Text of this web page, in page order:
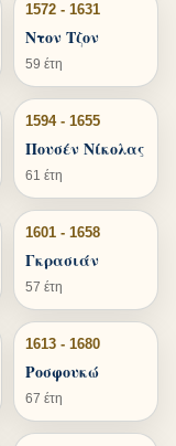
1572 - 1631
Ντον Τζον
59 έτη
1594 - 1655
Πουσέν Νίκολας
61 έτη
1601 - 1658
Γκρασιάν
57 έτη
1613 - 1680
Ροσφουκώ
67 έτη